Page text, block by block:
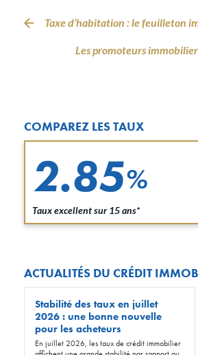
Taxe d’habitation : le feuilleton
Les promoteurs
COMPAREZ LES TAUX
2.85%
Taux excellent sur 15 ans*
ACTUALITÉS DU CRÉDIT
Stabilité des taux en juillet
2026 : une bonne nouvelle
pour les acheteurs
En juillet 2026, les taux de crédit immobilier